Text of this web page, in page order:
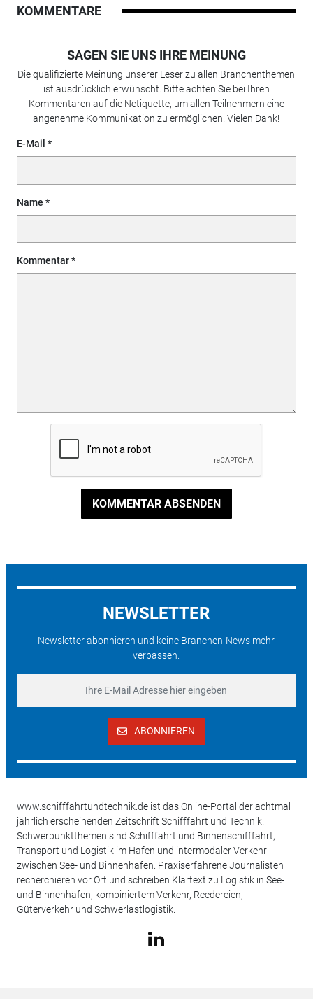
KOMMENTARE
SAGEN SIE UNS IHRE MEINUNG
Die qualifizierte Meinung unserer Leser zu allen Branchenthemen
ist ausdrücklich erwünscht. Bitte achten Sie bei Ihren
Kommentaren auf die Netiquette, um allen Teilnehmern eine
angenehme Kommunikation zu ermöglichen. Vielen Dank!
E-Mail
Name
Kommentar
KOMMENTAR ABSENDEN
NEWSLETTER
Newsletter abonnieren und keine Branchen-News mehr
verpassen.
ABONNIEREN
www.schifffahrtundtechnik.de ist das Online-Portal der achtmal
jährlich erscheinenden Zeitschrift Schifffahrt und Technik.
Schwerpunktthemen sind Schifffahrt und Binnenschifffahrt,
Transport und Logistik im Hafen und intermodaler Verkehr
zwischen See- und Binnenhäfen. Praxiserfahrene Journalisten
recherchieren vor Ort und schreiben Klartext zu Logistik in See-
und Binnenhäfen, kombiniertem Verkehr, Reedereien,
Güterverkehr und Schwerlastlogistik.